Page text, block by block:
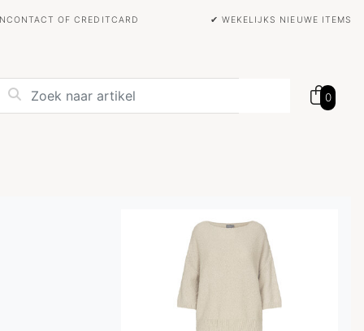
OF CREDITCARD ✔ WEKELIJKS NIEUWE ITEMS
0